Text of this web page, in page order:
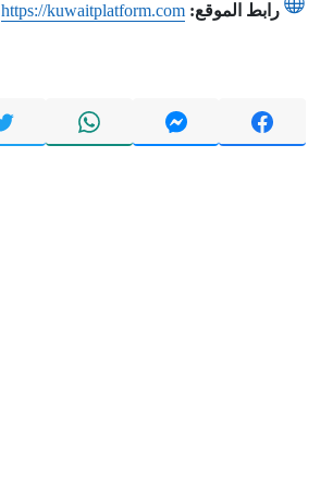
رابط الموقع: https://kuwaitplatform.com